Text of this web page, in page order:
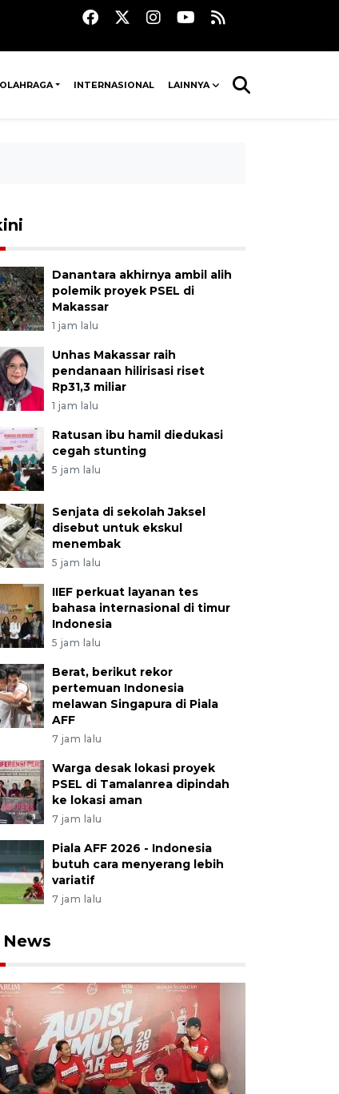
OLAHRAGA INTERNASIONAL LAINNYA
Danantara akhirnya ambil alih
polemik proyek PSEL di
Makassar
1 jam lalu
Unhas Makassar raih
pendanaan hilirisasi riset
Rp31,3 miliar
1 jam lalu
Ratusan ibu hamil diedukasi
cegah stunting
5 jam lalu
Senjata di sekolah Jaksel
disebut untuk ekskul
menembak
5 jam lalu
IIEF perkuat layanan tes
bahasa internasional di timur
Indonesia
5 jam lalu
Berat, berikut rekor
pertemuan Indonesia
melawan Singapura di Piala
AFF
7 jam lalu
Warga desak lokasi proyek
PSEL di Tamalanrea dipindah
ke lokasi aman
7 jam lalu
Piala AFF 2026 - Indonesia
butuh cara menyerang lebih
variatif
7 jam lalu